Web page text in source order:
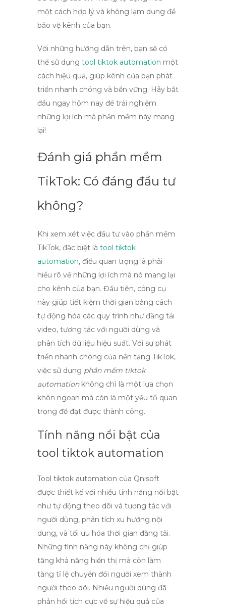
một cách hợp lý và không lạm dụng để
bảo vệ kênh của bạn.
Với những hướng dẫn trên, bạn sẽ có
thể sử dụng tool tiktok automation một
cách hiệu quả, giúp kênh của bạn phát
triển nhanh chóng và bền vững. Hãy bắt
đầu ngay hôm nay để trải nghiệm
những lợi ích mà phần mềm này mang
lại!
Đánh giá phần mềm
TikTok: Có đáng đầu tư
không?
Khi xem xét việc đầu tư vào phần mềm
TikTok, đặc biệt là tool tiktok
automation, điều quan trọng là phải
hiểu rõ về những lợi ích mà nó mang lại
cho kênh của bạn. Đầu tiên, công cụ
này giúp tiết kiệm thời gian bằng cách
tự động hóa các quy trình như đăng tải
video, tương tác với người dùng và
phân tích dữ liệu hiệu suất. Với sự phát
triển nhanh chóng của nền tảng TikTok,
việc sử dụng phần mềm tiktok
automationkhông chỉ là một lựa chọn
khôn ngoan mà còn là một yếu tố quan
trọng để đạt được thành công.
Tính năng nổi bật của
tool tiktok automation
Tool tiktok automation của Qnisoft
được thiết kế với nhiều tính năng nổi bật
như tự động theo dõi và tương tác với
người dùng, phân tích xu hướng nội
dung, và tối ưu hóa thời gian đăng tải.
Những tính năng này không chỉ giúp
tăng khả năng hiển thị mà còn làm
tăng tỉ lệ chuyển đổi người xem thành
người theo dõi. Nhiều người dùng đã
phản hồi tích cực về sự hiệu quả của